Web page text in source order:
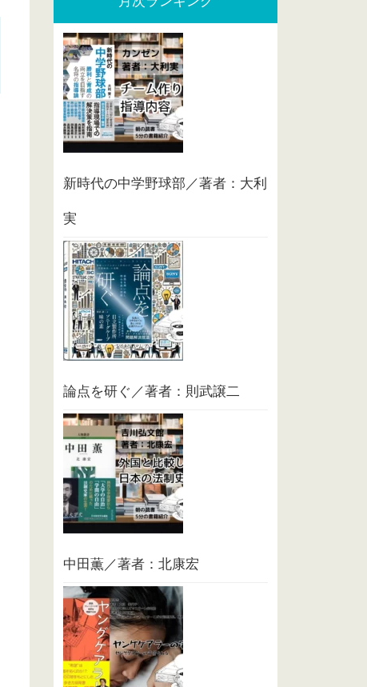
新時代の中学野球部／著者：大利
実
論点を研ぐ／著者：則武譲二
中田薫／著者：北康宏